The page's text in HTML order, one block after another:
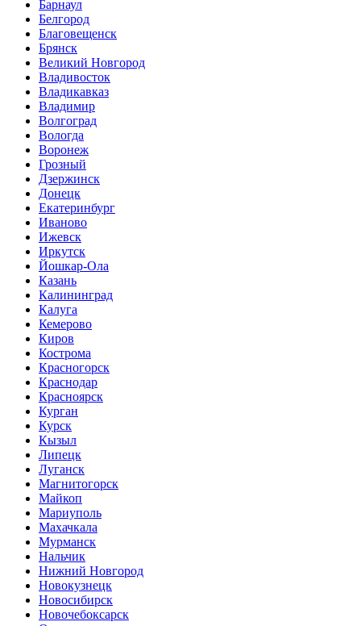
Барнаул
Белгород
Благовещенск
Брянск
Великий Новгород
Владивосток
Владикавказ
Владимир
Волгоград
Вологда
Воронеж
Грозный
Дзержинск
Донецк
Екатеринбург
Иваново
Ижевск
Иркутск
Йошкар-Ола
Казань
Калининград
Калуга
Кемерово
Киров
Кострома
Красногорск
Краснодар
Красноярск
Курган
Курск
Кызыл
Липецк
Луганск
Магнитогорск
Майкоп
Мариуполь
Махачкала
Мурманск
Нальчик
Нижний Новгород
Новокузнецк
Новосибирск
Новочебоксарск